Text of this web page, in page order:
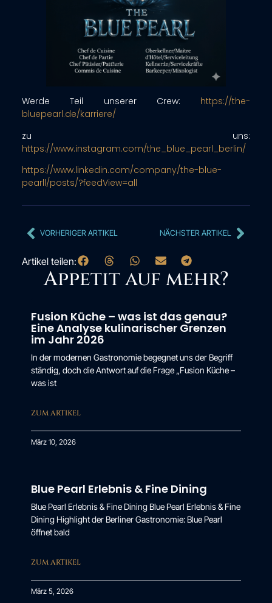
Werde Teil unserer Crew: https://the-
bluepearl.de/karriere/
zu uns:
https://www.instagram.com/the_blue_pearl_berlin/
https://www.linkedin.com/company/the-blue-
pearll/posts/?feedView=all
VORHERIGER ARTIKEL NÄCHSTER ARTIKEL
Artikel teilen:
Appetit auf mehr?
Fusion Küche – was ist das genau?
Eine Analyse kulinarischer Grenzen
im Jahr 2026
In der modernen Gastronomie begegnet uns der Begriff
ständig, doch die Antwort auf die Frage „Fusion Küche –
was ist
ZUM ARTIKEL
März 10, 2026
Blue Pearl Erlebnis & Fine Dining
Blue Pearl Erlebnis & Fine Dining Blue Pearl Erlebnis & Fine
Dining Highlight der Berliner Gastronomie: Blue Pearl
öffnet bald
ZUM ARTIKEL
März 5, 2026